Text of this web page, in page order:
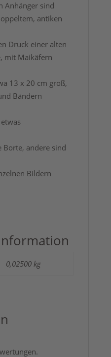
Anhänger sind
antiken
Druck einer alten
mit Maikäfern
13 x 20 cm groß,
Bändern
Borte, andere sind
Bildern
0,02500 kg